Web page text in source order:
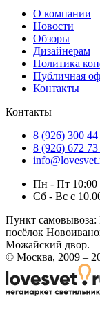
О компании
Новости
Обзоры
Дизайнерам
Политика
Публичная
Контакты
Контакты
8 (926) 300 44
8 (926) 672 73
Пн - Пт 10:00
Сб - Вс с
Пункт самовывоза:
посёлок
Можайский двор.
© Москва, 2009 –